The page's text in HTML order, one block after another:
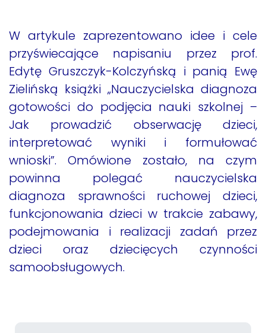
W artykule zaprezentowano idee i cele
przyświecające napisaniu przez prof.
Edytę Gruszczyk-Kolczyńską i panią Ewę
Zielińską książki „Nauczycielska diagnoza
gotowości do podjęcia nauki szkolnej –
Jak prowadzić obserwację dzieci,
interpretować wyniki i formułować
wnioski”. Omówione zostało, na czym
powinna polegać nauczycielska
diagnoza sprawności ruchowej dzieci,
funkcjonowania dzieci w trakcie zabawy,
podejmowania i realizacji zadań przez
dzieci oraz dziecięcych czynności
samoobsługowych.